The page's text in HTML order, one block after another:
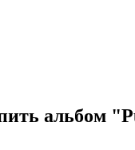
альбом